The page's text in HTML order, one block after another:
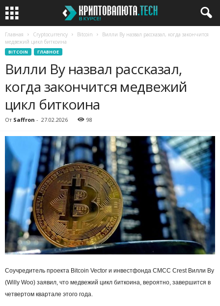
Главная Cryptocurrency Bitcoin
Вилли Ву назвал рассказал, когда закончится
медвежий цикл биткоина
BITCOIN ГЛАВНОЕ
Вилли Ву назвал рассказал,
когда закончится медвежий
цикл биткоина
От Saffron - 27.02.2026 98
Соучредитель проекта Bitcoin Vector и инвестфонда CMCC Crest Вилли Ву
(Willy Woo) заявил, что медвежий цикл биткоина, вероятно, завершится в
четвертом квартале этого года.